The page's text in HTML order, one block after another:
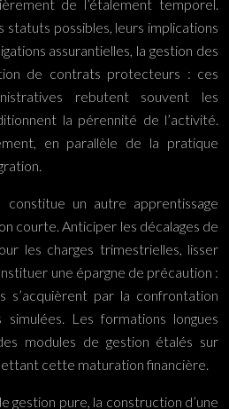
de l’étalement temporel.
possibles, leurs implications
assurantielles, la gestion des
de contrats protecteurs : ces
rebutent souvent les
la pérennité de l’activité.
en parallèle de la pratique
un autre apprentissage
courte. Anticiper les décalages de
les charges trimestrielles, lisser
une épargne de précaution :
s’acquièrent par la confrontation
Les formations longues
modules de gestion étalés sur
cette maturation financière.
gestion pure, la construction d’une